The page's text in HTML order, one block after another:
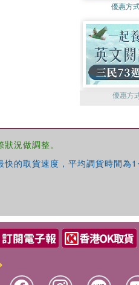
優惠方
優惠方
況做調整。
的取貨速度，平均調貨時間為